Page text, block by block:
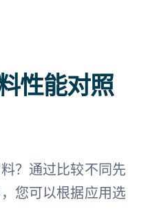
性能对照
？通过比较不同先
您可以根据应用选